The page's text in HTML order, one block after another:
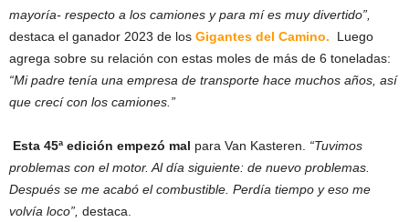
mayoría- respecto a los camiones y para mí es muy divertido”,
destaca el ganador 2023 de los Gigantes del Camino.
Luego
agrega sobre su relación con estas moles de más de 6 toneladas:
“Mi padre tenía una empresa de transporte hace muchos años, así
que crecí con los camiones.”
Esta 45ª edición empezó mal para Van Kasteren. “Tuvimos
problemas con el motor. Al día siguiente: de nuevo problemas.
Después se me acabó el combustible. Perdía tiempo y eso me
volvía loco”, destaca.